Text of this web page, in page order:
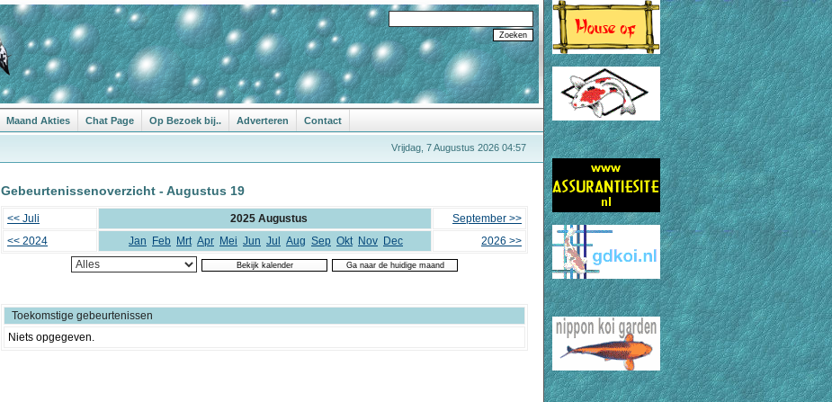
Maand Akties Chat Page Op Bezoek bij.. Adverteren Contact
Vrijdag, 7 Augustus 2026 04:57
Gebeurtenissenoverzicht - Augustus 19
<< Juli 2025 Augustus
September >>
<< 2024
Jan Feb Mrt Apr Mei Jun Jul Aug Sep Okt Nov Dec 2026 >>
Toekomstige gebeurtenissen
Niets opgegeven.